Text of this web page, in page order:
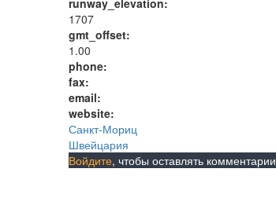
runway_elevation:
1707
gmt_offset:
1.00
phone:
fax:
email:
website:
Санкт-Мориц
Швейцария
Войдите, чтобы оставлять комментарии